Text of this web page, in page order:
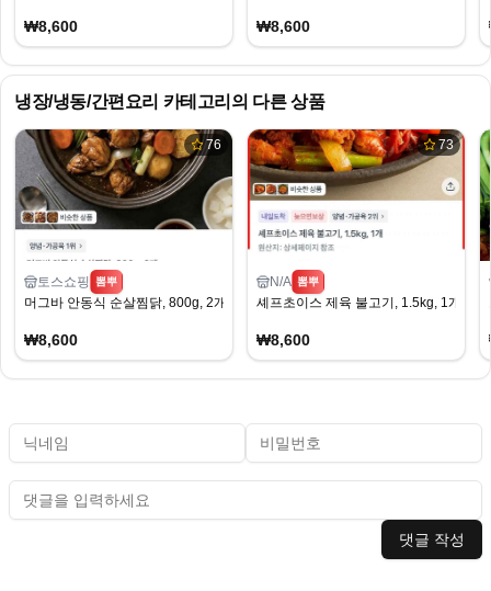
₩8,600 ₩8,600
냉장/냉동/간편요리 카테고리의 다른 상품
76
토스쇼핑 뽐뿌
머그바 안동식 순살찜닭, 800g, 2개
₩8,600
73
N/A 뽐뿌
셰프초이스 제육 불고기, 1.5kg, 1개
₩8,600
댓글 작성